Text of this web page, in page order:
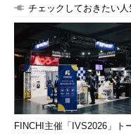
チェックしておきたい人
FINCHI主催「IVS2026」ト